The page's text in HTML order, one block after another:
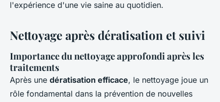
l'expérience d'une vie saine au quotidien.
Nettoyage après dératisation et suivi
Importance du nettoyage approfondi après les
traitements
Après une dératisation efficace, le nettoyage joue un
rôle fondamental dans la prévention de nouvelles